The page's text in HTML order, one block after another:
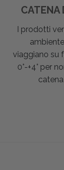
CATENA
I prodotti
viaggiano su
0°-+4° per